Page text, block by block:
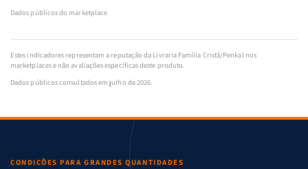
Dados públicos do marketplace
Estes indicadores representam a reputação da Livraria Família Cristã/Penkal nos
marketplaces e não avaliações específicas deste produto.
Dados públicos consultados em julho de 2026.
CONDIÇÕES PARA GRANDES QUANTIDADES